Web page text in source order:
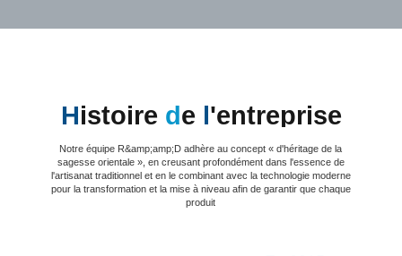
Histoire d e 'entreprise
Notre équipe R&amp;amp;D adhère au concept « d'héritage de la
sagesse orientale », en creusant profondément dans l'essence de
l'artisanat traditionnel et en le combinant avec la technologie moderne
pour la transformation et la mise à niveau afin de garantir que chaque
produit